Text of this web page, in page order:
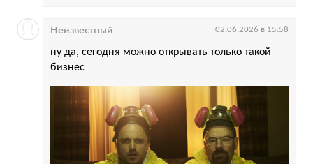
ну да, сегодня можно открывать только такой
бизнес
Неизвестный 02.06.2026 в 15:58